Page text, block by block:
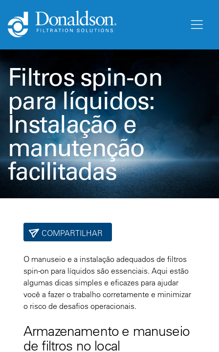
Filtros spin-on
para líquidos:
Instalação e
manutenção
facilitadas
COMPARTILHAR
O manuseio e a instalação adequados de filtros
spin-on para líquidos são essenciais. Aqui estão
algumas dicas simples e eficazes para ajudar
você a fazer o trabalho corretamente e minimizar
o risco de desafios operacionais.
Armazenamento e manuseio
de filtros no local